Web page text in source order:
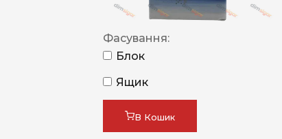
Фасування:
Блок
Ящик
В Кошик